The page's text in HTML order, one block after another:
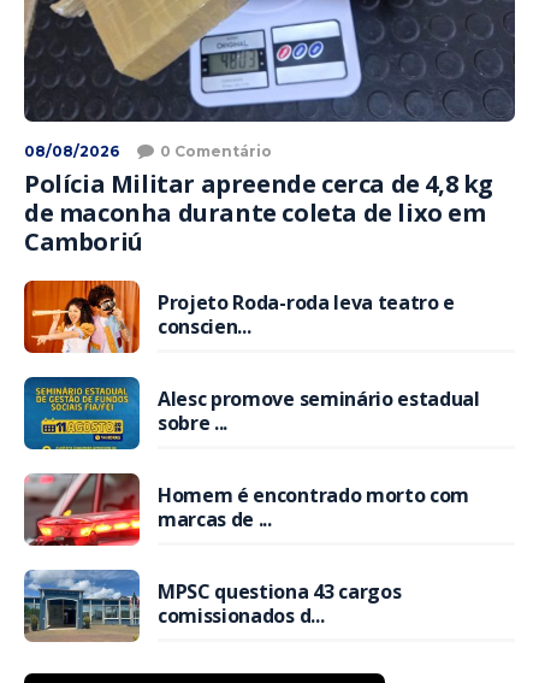
08/08/2026 0 Comentário
Polícia Militar apreende cerca de 4,8 kg
de maconha durante coleta de lixo em
Camboriú
Projeto Roda-roda leva teatro e
conscien...
Alesc promove seminário estadual
sobre ...
Homem é encontrado morto com
marcas de ...
MPSC questiona 43 cargos
comissionados d...